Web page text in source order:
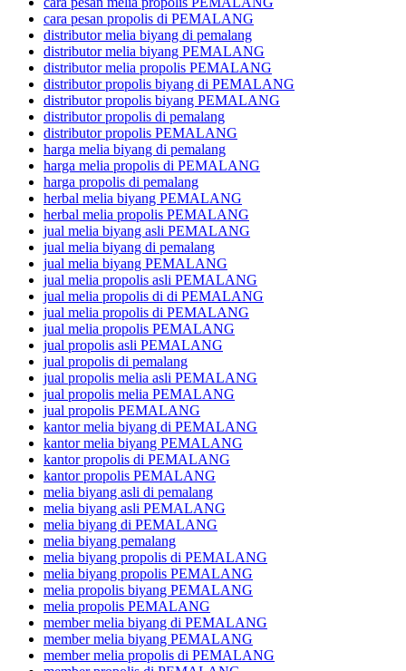
cara pesan propolis di PEMALANG
distributor melia biyang di pemalang
distributor melia biyang PEMALANG
distributor melia propolis PEMALANG
distributor propolis biyang di PEMALANG
distributor propolis biyang PEMALANG
distributor propolis di pemalang
distributor propolis PEMALANG
harga melia biyang di pemalang
harga melia propolis di PEMALANG
harga propolis di pemalang
herbal melia biyang PEMALANG
herbal melia propolis PEMALANG
jual melia biyang asli PEMALANG
jual melia biyang di pemalang
jual melia biyang PEMALANG
jual melia propolis asli PEMALANG
jual melia propolis di di PEMALANG
jual melia propolis di PEMALANG
jual melia propolis PEMALANG
jual propolis asli PEMALANG
jual propolis di pemalang
jual propolis melia asli PEMALANG
jual propolis melia PEMALANG
jual propolis PEMALANG
kantor melia biyang di PEMALANG
kantor melia biyang PEMALANG
kantor propolis di PEMALANG
kantor propolis PEMALANG
melia biyang asli di pemalang
melia biyang asli PEMALANG
melia biyang di PEMALANG
melia biyang pemalang
melia biyang propolis di PEMALANG
melia biyang propolis PEMALANG
melia propolis biyang PEMALANG
melia propolis PEMALANG
member melia biyang di PEMALANG
member melia biyang PEMALANG
member melia propolis di PEMALANG